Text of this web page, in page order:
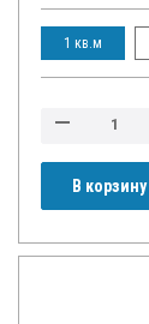
1 кв.м
В корзину